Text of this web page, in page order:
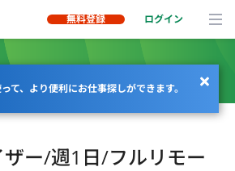
無料登録 ログイン
て、より便利にお仕事探しができます。
ザー/週1日/フルリモー